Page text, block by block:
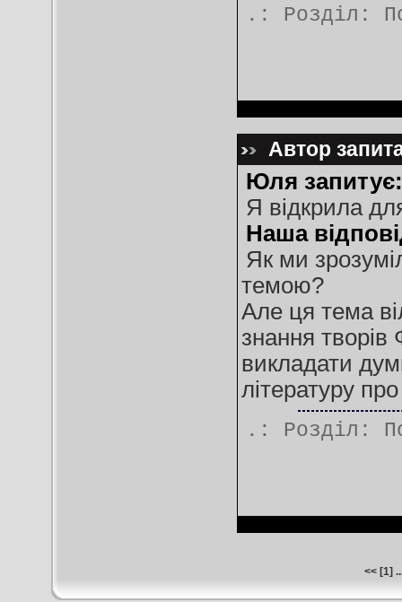
.: Розділ:
Автор
Юля запитує:
Я відкрила
Наша
Як ми
темою?
Але ця тема
знання творів
викладати
літературу
.: Розділ:
<< [1]